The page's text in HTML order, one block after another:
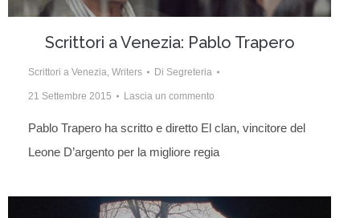
Scrittori a Venezia: Pablo Trapero
Scrittori a Venezia, Writers Di Segreteria
21 Settembre 2015 Lascia un commento
Pablo Trapero ha scritto e diretto El clan, vincitore del
Leone D’argento per la migliore regia